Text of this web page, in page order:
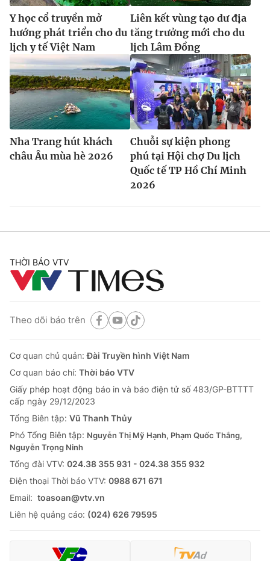
Y học cổ truyền mở
hướng phát triển cho du
lịch y tế Việt Nam
Liên kết vùng tạo dư địa
tăng trưởng mới cho du
lịch Lâm Đồng
Nha Trang hút khách
châu Âu mùa hè 2026
Chuỗi sự kiện phong
phú tại Hội chợ Du lịch
Quốc tế TP Hồ Chí Minh
2026
THỜI BÁO VTV
Theo dõi báo trên
Cơ quan chủ quản:Đài Truyền hình Việt Nam
Cơ quan báo chí: Thời báo VTV
Giấy phép hoạt động báo in và báo điện tử số 483/GP-BTTTT
cấp ngày 29/12/2023
Tổng Biên tập: Vũ Thanh Thủy
Phó Tổng Biên tập: Nguyễn Thị Mỹ Hạnh, Phạm Quốc Thắng,
Nguyễn Trọng Ninh
Tổng đài VTV: 024.38 355 931 - 024.38 355 932
Ðiện thoại Thời báo VTV: 0988 671 671
Email: toasoan@vtv.vn
Liên hệ quảng cáo: (024) 626 79595